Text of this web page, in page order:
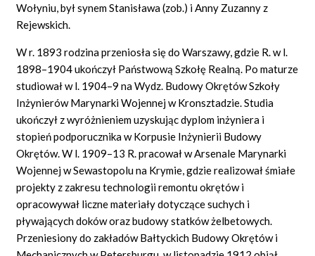
DYSKUSJA
Mapa
Wołyniu, był synem Stanisława (zob.) i Anny Zuzanny z
Rejewskich.
W r. 1893 rodzina przeniosła się do Warszawy, gdzie R. w l.
1898–1904 ukończył Państwową Szkołę Realną. Po maturze
studiował w l. 1904–9 na Wydz. Budowy Okrętów Szkoły
Inżynierów Marynarki Wojennej w Kronsztadzie. Studia
ukończył z wyróżnieniem uzyskując dyplom inżyniera i
stopień podporucznika w Korpusie Inżynierii Budowy
Okrętów. W l. 1909–13 R. pracował w Arsenale Marynarki
Wojennej w Sewastopolu na Krymie, gdzie realizował śmiałe
projekty z zakresu technologii remontu okrętów i
opracowywał liczne materiały dotyczące suchych i
pływających doków oraz budowy statków żelbetowych.
Przeniesiony do zakładów Bałtyckich Budowy Okrętów i